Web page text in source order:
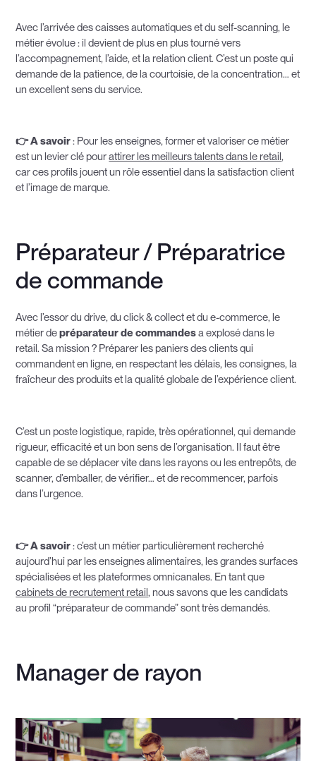
Avec l’arrivée des caisses automatiques et du self-scanning, le
métier évolue : il devient de plus en plus tourné vers
l’accompagnement, l’aide, et la relation client. C’est un poste qui
demande de la patience, de la courtoisie, de la concentration… et
un excellent sens du service.
👉 A savoir: Pour les enseignes, former et valoriser ce métier
est un levier clé pourattirer les meilleurs talents dans le retail,
car ces profils jouent un rôle essentiel dans la satisfaction client
et l’image de marque.
Préparateur / Préparatrice
de commande
Avec l’essor du drive, du click & collect et du e-commerce, le
métier depréparateur de commandesa explosé dans le
retail. Sa mission ? Préparer les paniers des clients qui
commandent en ligne, en respectant les délais, les consignes, la
fraîcheur des produits et la qualité globale de l’expérience client.
C’est un poste logistique, rapide, très opérationnel, qui demande
rigueur, efficacité et un bon sens de l’organisation. Il faut être
capable de se déplacer vite dans les rayons ou les entrepôts, de
scanner, d’emballer, de vérifier… et de recommencer, parfois
dans l’urgence.
👉 A savoir: c’est un métier particulièrement recherché
aujourd’hui par les enseignes alimentaires, les grandes surfaces
spécialisées et les plateformes omnicanales. En tant que
cabinets de recrutement retail, nous savons que les candidats
au profil “préparateur de commande” sont très demandés.
Manager de rayon